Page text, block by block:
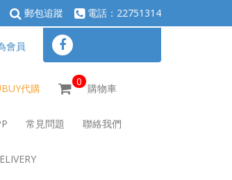
郵包追蹤 電話：22751314
代購
0
購物車
常見問題 聯絡我們
會員